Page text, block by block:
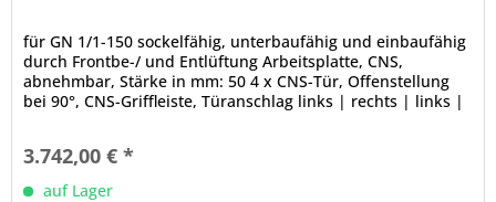
für GN 1/1-150 sockelfähig, unterbaufähig und einbaufähig
durch Frontbe-/ und Entlüftung Arbeitsplatte, CNS,
abnehmbar, Stärke in mm: 50 4 x CNS-Tür, Offenstellung
bei 90°, CNS-Griffleiste, Türanschlag links | rechts | links |
(in der Frontblende) automatische Abtauung (auch...
3.742,00 € *
auf Lager